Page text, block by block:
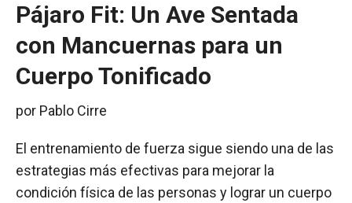
Pájaro Fit: Un Ave Sentada
con Mancuernas para un
Cuerpo Tonificado
por Pablo Cirre
El entrenamiento de fuerza sigue siendo una de las
estrategias más efectivas para mejorar la
condición física de las personas y lograr un cuerpo